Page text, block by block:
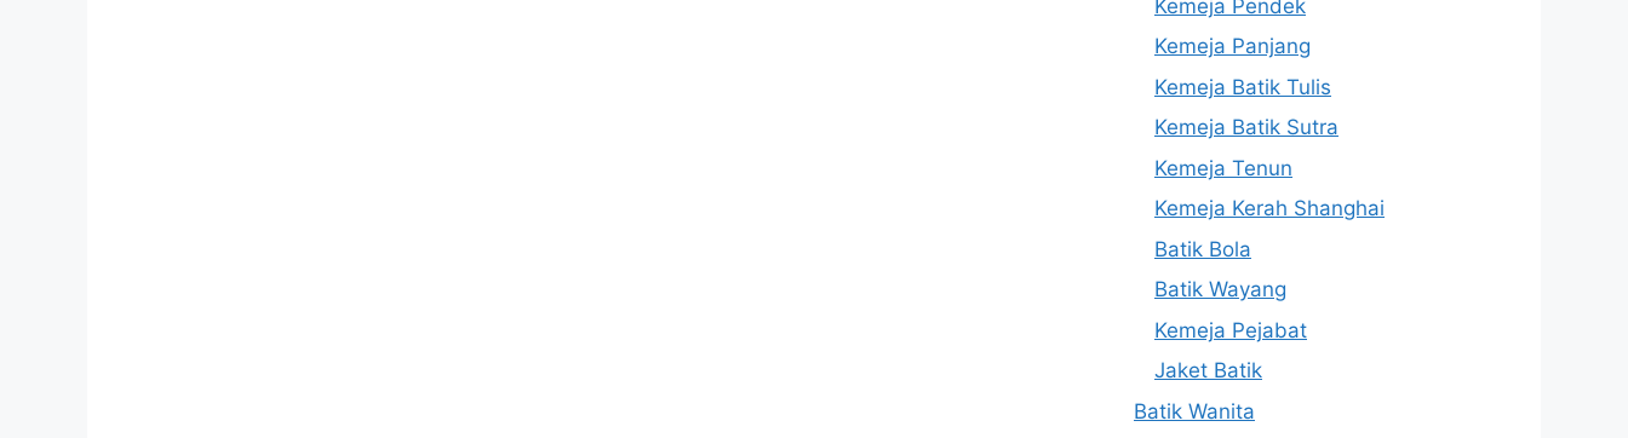
Kemeja Pendek
Kemeja Panjang
Kemeja Batik Tulis
Kemeja Batik Sutra
Kemeja Tenun
Kemeja Kerah Shanghai
Batik Bola
Batik Wayang
Kemeja Pejabat
Jaket Batik
Batik Wanita